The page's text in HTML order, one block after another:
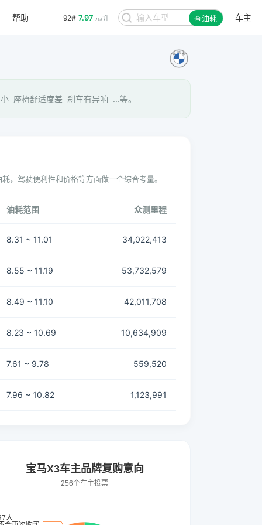
92# 7.97 元/升 查油耗 车主
帮助
座椅舒适度差 刹车有异响 ...等。
，驾驶便利性和价格等方面做一个综合考量。
油耗范围 众测里程
8.31 ~ 11.01 34,022,413
8.55 ~ 11.19 53,732,579
8.49 ~ 11.10 42,011,708
8.23 ~ 10.69 10,634,909
7.61 ~ 9.78 559,520
7.96 ~ 10.82 1,123,991